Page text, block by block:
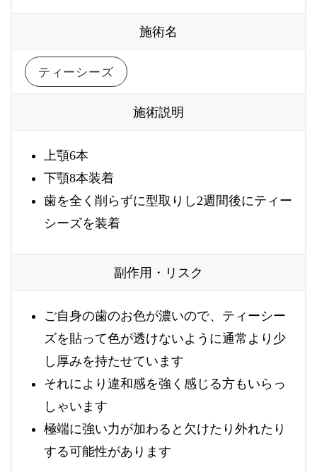
施術名
ティーシーズ
施術説明
上顎6本
下顎8本装着
歯を全く削らずに型取りし2週間後にティー
シーズを装着
副作用・リスク
ご自身の歯のお色が濃いので、ティーシー
ズを貼って色が透けないように通常より少
し厚みを持たせています
それにより違和感を強く感じる方もいらっ
しゃいます
極端に強い力が加わると欠けたり外れたり
する可能性があります